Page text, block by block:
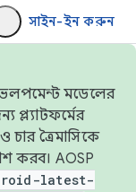
সাইন-ইন করুন
মডেলের
প্ল্যাটফর্মের
চার ত্রৈমাসিকে
করব। AOSP
latest-